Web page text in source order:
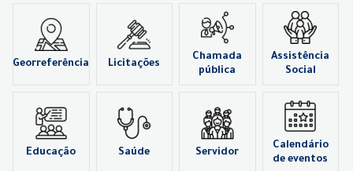
Georreferência Licitações
Chamada
pública
Assistência
Social
Educação Saúde Servidor
Calendário
de eventos